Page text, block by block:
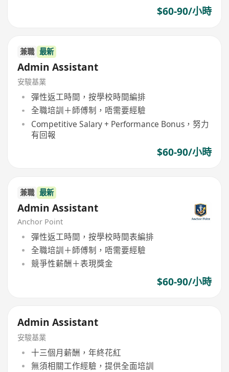
$60-90/小時
兼職 最新
Admin Assistant
安駿基業
彈性返工時間，按學校時間編排
全職培訓＋師傅制，唔需要經驗
Competitive Salary + Performance Bonus，努力
有回報
$60-90/小時
兼職 最新
Admin Assistant
Anchor Point
彈性返工時間，按學校時間表編排
全職培訓＋師傅制，唔需要經驗
競爭性薪酬＋表現獎金
$60-90/小時
Admin Assistant
安駿基業
十三個月薪酬，年終花紅
無須相關工作經驗，提供全面培訓